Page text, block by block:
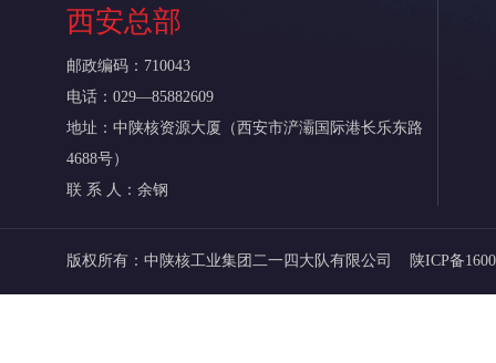
西安总部
邮政编码：710043
电话：029—85882609
地址：中陕核资源大厦（西安市浐灞国际港长乐东路
4688号）
联 系 人：余钢
版权所有：中陕核工业集团二一四大队有限公司 陕ICP备